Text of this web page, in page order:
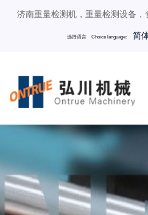
济南重量检测机，重量检测设备
选择语言 Choice language: 简